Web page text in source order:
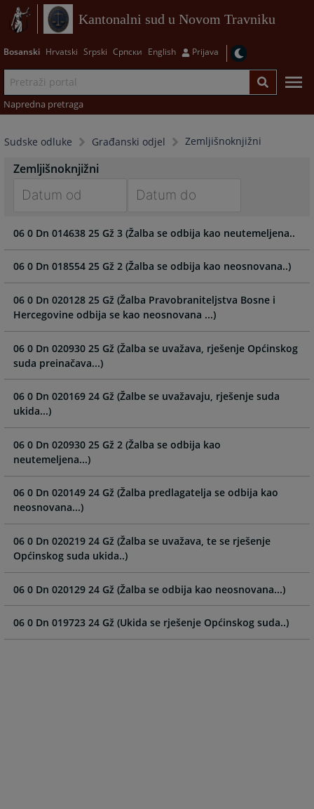
Kantonalni sud u Novom Travniku
Bosanski Hrvatski Srpski Српски English Prijava
Napredna pretraga
Sudske odluke Građanski odjel Zemljišnoknjižni
Zemljišnoknjižni
forward
to
interact
with
the
calendar
select
date.
the
question
key
to
get
the
keyboard
shortcuts
for
changing
dates.
forward
to
interact
with
the
calendar
select
the
key
get
the
shortcuts
for
changing
dates.
06 0 Dn 014638 25 Gž 3 (Žalba se odbija kao neutemeljena..
06 0 Dn 018554 25 Gž 2 (Žalba se odbija kao neosnovana..)
06 0 Dn 020128 25 Gž (Žalba Pravobraniteljstva Bosne i
Hercegovine odbija se kao neosnovana ...)
06 0 Dn 020930 25 Gž (Žalba se uvažava, rješenje Općinskog
suda preinačava...)
06 0 Dn 020169 24 Gž (Žalbe se uvažavaju, rješenje suda
ukida...)
06 0 Dn 020930 25 Gž 2 (Žalba se odbija kao
neutemeljena...)
06 0 Dn 020149 24 Gž (Žalba predlagatelja se odbija kao
neosnovana...)
06 0 Dn 020219 24 Gž (Žalba se uvažava, te se rješenje
Općinskog suda ukida..)
06 0 Dn 020129 24 Gž (Žalba se odbija kao neosnovana...)
06 0 Dn 019723 24 Gž (Ukida se rješenje Općinskog suda..)